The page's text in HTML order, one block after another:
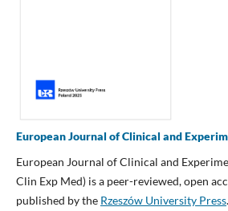
European Journal of Clinical and
European Journal of Clinical and
Clin Exp Med) is a peer-reviewed, open
published by the Rzeszów University Press